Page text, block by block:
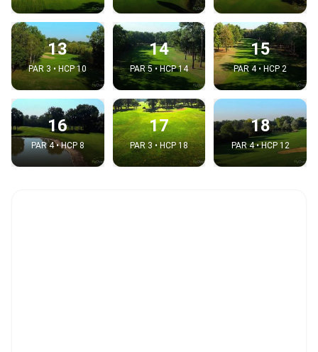
13
PAR 3 • HCP 10
14
PAR 5 • HCP 14
15
PAR 4 • HCP 2
16
PAR 4 • HCP 8
17
PAR 3 • HCP 18
18
PAR 4 • HCP 12